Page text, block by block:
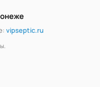
vipseptic.ru